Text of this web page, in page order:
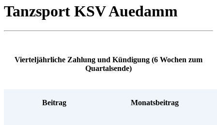
Tanzsport KSV Auedamm
Vierteljährliche Zahlung und Kündigung (6 Wochen zum
Quartalsende)
Beitrag Monatsbeitrag